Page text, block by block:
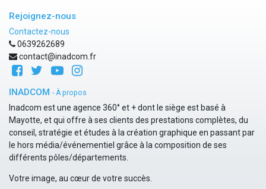
Rejoignez-nous
Contactez-nous
0639262689
contact@inadcom.fr
INADCOM -À propos
Inadcom est une agence 360° et + dont le siège est basé à
Mayotte, et qui offre à ses clients des prestations complètes, du
conseil, stratégie et études à la création graphique en passant par
le hors média/événementiel grâce à la composition de ses
différents pôles/départements.
Votre image, au cœur de votre succès.